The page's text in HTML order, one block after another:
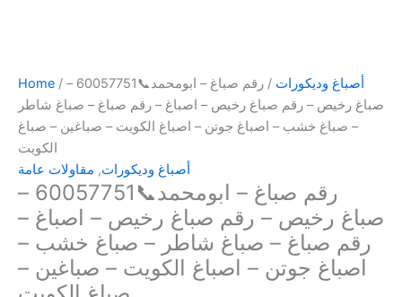
Home / أصباغ وديكورات
/ رقم صباغ – ابومحمد📞60057751 –
صباغ رخيص – رقم صباغ رخيص – اصباغ – رقم صباغ – صباغ شاطر
– صباغ خشب – اصباغ جوتن – اصباغ الكويت – صباغين – صباغ
الكويت
أصباغ وديكورات, مقاولات عامة
رقم صباغ – ابومحمد📞60057751 –
صباغ رخيص – رقم صباغ رخيص – اصباغ –
رقم صباغ – صباغ شاطر – صباغ خشب –
اصباغ جوتن – اصباغ الكويت – صباغين –